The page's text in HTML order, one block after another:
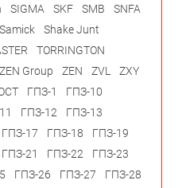
SIGMA SKF SMB
SNFA
Samick
Shake Junt
TORRINGTON
ZEN Group ZEN ZVL
ZXY
ГПЗ-1
ГПЗ-10
ГПЗ-12
ГПЗ-13
ГПЗ-17 ГПЗ-18
ГПЗ-19
ГПЗ-21 ГПЗ-22
ГПЗ-23
ГПЗ-26 ГПЗ-27
ГПЗ-28